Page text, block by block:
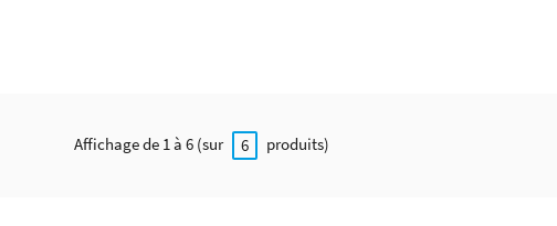
Affichage de 1 à 6 (sur 6 produits)